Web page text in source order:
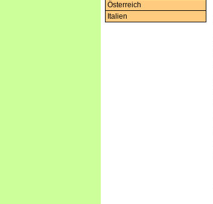
Österreich
Italien